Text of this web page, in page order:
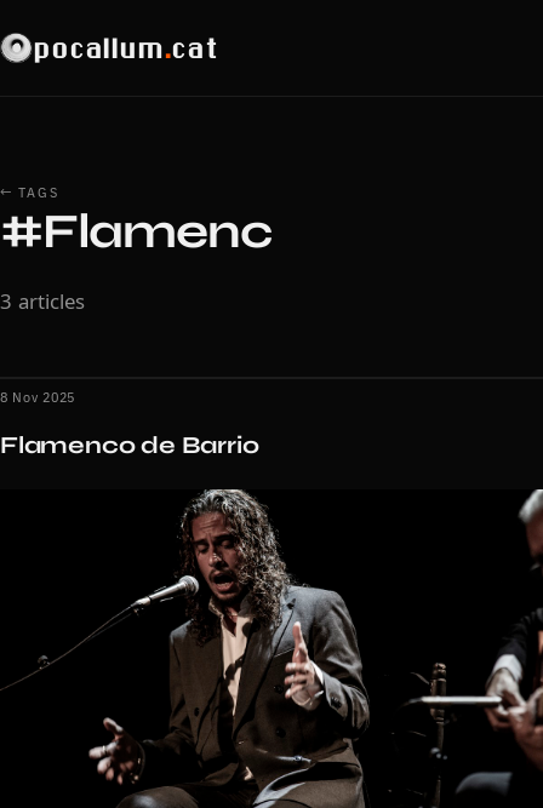
pocallum.cat
← TAGS
#Flamenc
3 articles
8 Nov 2025
Flamenco de Barrio